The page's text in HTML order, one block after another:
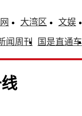
大湾区 文娱
闻周刊 国是直通车